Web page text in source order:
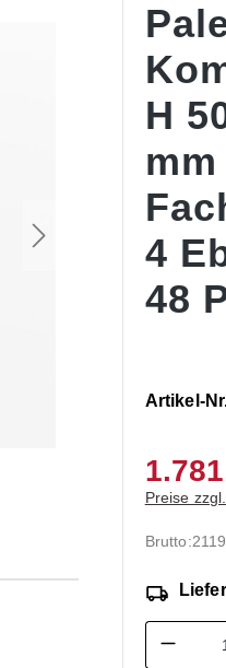
H
mm
4
48
Artikel-
Preise
Brutto: